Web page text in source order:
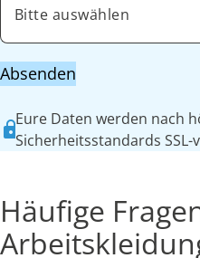
Bitte auswählen
Absenden
Eure Daten werden nach
Sicherheitsstandards SSL-
Häufige